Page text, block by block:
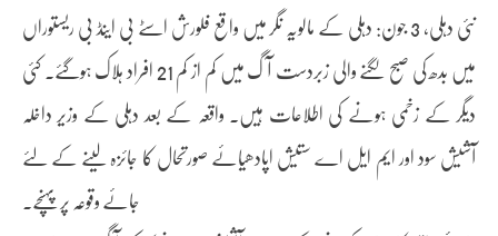
نئی دہلی، 3 جون: دہلی کے مالویہ نگر میں واقع فلورش اسٹے بی اینڈ بی ریستوراں
میں بدھ کی صبح لگنے والی زبردست آگ میں کم از کم 21 افراد ہلاک ہوگئے۔ کئی
دیگر کے زخمی ہونے کی اطلاعات ہیں۔ واقعہ کے بعد دہلی کے وزیر داخلہ
آشیش سود اور ایم ایل اے ستیش اپادھیائے صورتحال کا جائزہ لینے کے لئے
جائے وقوعہ پر پہنچے۔